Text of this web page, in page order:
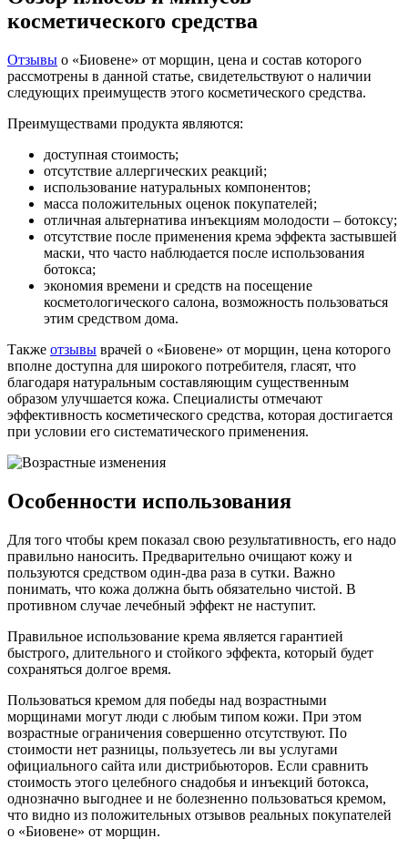
косметического средства
Отзывы о «Биовене» от морщин, цена и состав которого
рассмотрены в данной статье, свидетельствуют о наличии
следующих преимуществ этого косметического средства.
Преимуществами продукта являются:
доступная стоимость;
отсутствие аллергических реакций;
использование натуральных компонентов;
масса положительных оценок покупателей;
отличная альтернатива инъекциям молодости – ботоксу;
отсутствие после применения крема эффекта застывшей
маски, что часто наблюдается после использования
ботокса;
экономия времени и средств на посещение
косметологического салона, возможность пользоваться
этим средством дома.
Также отзывы врачей о «Биовене» от морщин, цена которого
вполне доступна для широкого потребителя, гласят, что
благодаря натуральным составляющим существенным
образом улучшается кожа. Специалисты отмечают
эффективность косметического средства, которая достигается
при условии его систематического применения.
Особенности использования
Для того чтобы крем показал свою результативность, его надо
правильно наносить. Предварительно очищают кожу и
пользуются средством один-два раза в сутки. Важно
понимать, что кожа должна быть обязательно чистой. В
противном случае лечебный эффект не наступит.
Правильное использование крема является гарантией
быстрого, длительного и стойкого эффекта, который будет
сохраняться долгое время.
Пользоваться кремом для победы над возрастными
морщинами могут люди с любым типом кожи. При этом
возрастные ограничения совершенно отсутствуют. По
стоимости нет разницы, пользуетесь ли вы услугами
официального сайта или дистрибьюторов. Если сравнить
стоимость этого целебного снадобья и инъекций ботокса,
однозначно выгоднее и не болезненно пользоваться кремом,
что видно из положительных отзывов реальных покупателей
о «Биовене» от морщин.